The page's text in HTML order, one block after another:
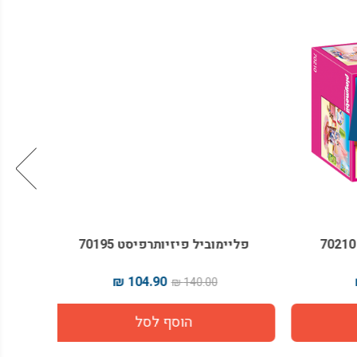
פליימוביל פיזיותרפיסט 70195
140.00 ₪
104.90 ₪